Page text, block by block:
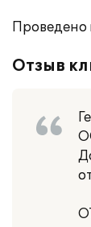
Проведено
Отзыв